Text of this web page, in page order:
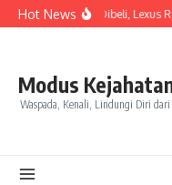
Skip to content
Hot NewsBaru Dibeli, Lexus
Modus
Waspada, Kenali, Lindungi Diri dari